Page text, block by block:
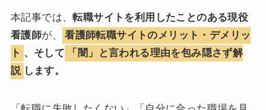
本記事では、転職サイトを利用したことのある現役
看護師が、
看護師転職サイトのメリット・デメリッ
ト 、そして
「闇」と言われる理由を包み隠さず解
説 します。